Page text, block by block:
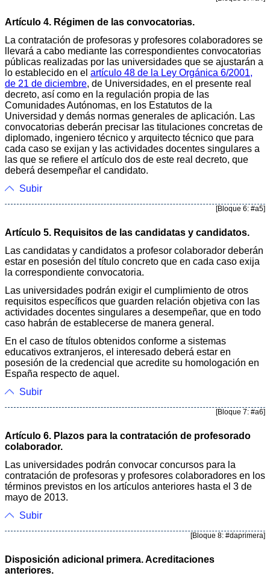
Artículo 4. Régimen de las convocatorias.
La contratación de profesoras y profesores colaboradores se
llevará a cabo mediante las correspondientes convocatorias
públicas realizadas por las universidades que se ajustarán a
lo establecido en el artículo 48 de la Ley Orgánica 6/2001,
de 21 de diciembre, de Universidades, en el presente real
decreto, así como en la regulación propia de las
Comunidades Autónomas, en los Estatutos de la
Universidad y demás normas generales de aplicación. Las
convocatorias deberán precisar las titulaciones concretas de
diplomado, ingeniero técnico y arquitecto técnico que para
cada caso se exijan y las actividades docentes singulares a
las que se refiere el artículo dos de este real decreto, que
deberá desempeñar el candidato.
Subir
[Bloque 6: #a5]
Artículo 5. Requisitos de las candidatas y candidatos.
Las candidatas y candidatos a profesor colaborador deberán
estar en posesión del título concreto que en cada caso exija
la correspondiente convocatoria.
Las universidades podrán exigir el cumplimiento de otros
requisitos específicos que guarden relación objetiva con las
actividades docentes singulares a desempeñar, que en todo
caso habrán de establecerse de manera general.
En el caso de títulos obtenidos conforme a sistemas
educativos extranjeros, el interesado deberá estar en
posesión de la credencial que acredite su homologación en
España respecto de aquel.
Subir
[Bloque 7: #a6]
Artículo 6. Plazos para la contratación de profesorado
colaborador.
Las universidades podrán convocar concursos para la
contratación de profesoras y profesores colaboradores en los
términos previstos en los artículos anteriores hasta el 3 de
mayo de 2013.
Subir
[Bloque 8: #daprimera]
Disposición adicional primera. Acreditaciones
anteriores.